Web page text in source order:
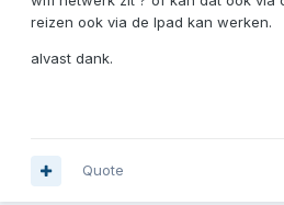
reizen ook via de Ipad kan werken.
alvast dank.
Quote